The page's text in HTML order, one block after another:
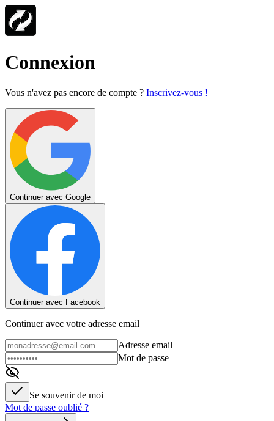
Connexion
Vous n'avez pas encore de compte ? Inscrivez-vous !
Continuer avec Google
Continuer avec Facebook
Continuer avec votre adresse email
Adresse email
Mot de passe
Se souvenir de moi
Mot de passe oublié ?